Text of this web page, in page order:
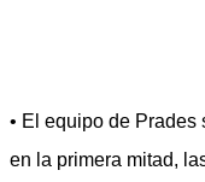
• El equipo de
en la primera mitad,